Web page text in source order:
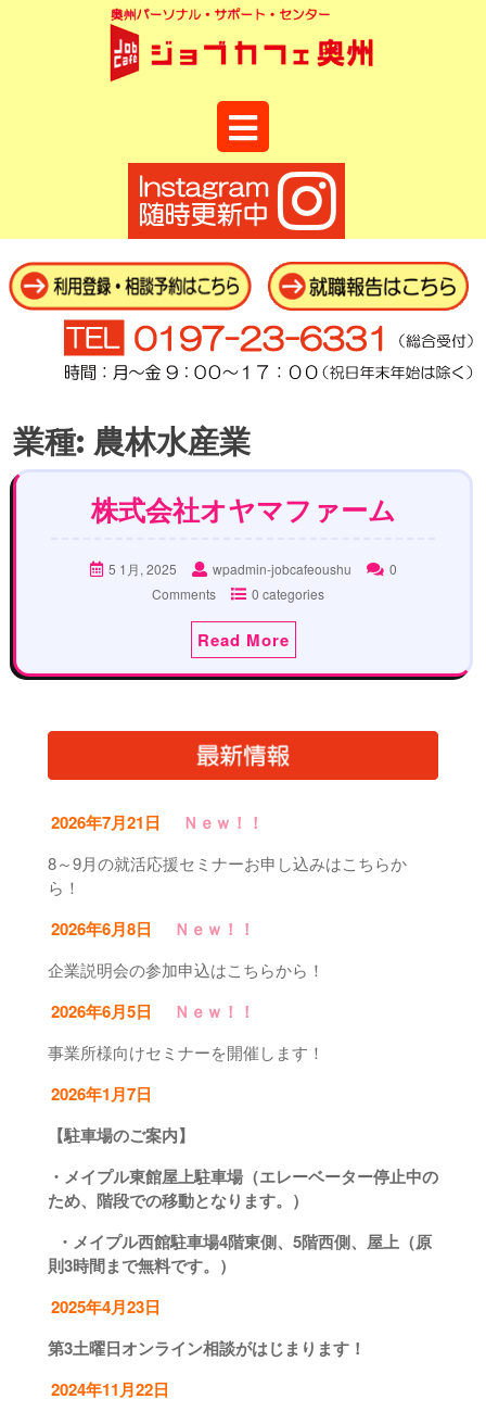
Button
to
content
業種: 農林水産業
株式会社オヤマファーム
5 1月, 2025 wpadmin-jobcafeoushu
0
Comments
0 categories
Read More
2026年7月21日 Ｎｅｗ！！
8～9月の就活応援セミナーお申し込みはこちらか
ら！
2026年6月8日 Ｎｅｗ！！
企業説明会の参加申込はこちらから！
2026年6月5日 Ｎｅｗ！！
事業所様向けセミナーを開催します！
2026年1月7日
【駐車場のご案内】
・メイプル東館屋上駐車場（エレーベーター停止中の
ため、階段での移動となります。）
・メイプル西館駐車場4階東側、5階西側、屋上（原
則3時間まで無料です。）
2025年4月23日
第3土曜日オンライン相談がはじまります！
2024年11月22日